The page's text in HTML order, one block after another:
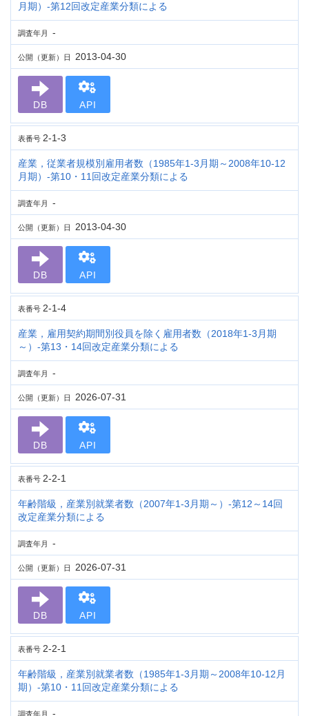
月期）-第12回改定産業分類による
調査年月 -
公開（更新）日 2013-04-30
DB API
表番号 2-1-3
産業，従業者規模別雇用者数（1985年1-3月期～2008年10-12
月期）-第10・11回改定産業分類による
調査年月 -
公開（更新）日 2013-04-30
DB API
表番号 2-1-4
産業，雇用契約期間別役員を除く雇用者数（2018年1-3月期
～）-第13・14回改定産業分類による
調査年月 -
公開（更新）日 2026-07-31
DB API
表番号 2-2-1
年齢階級，産業別就業者数（2007年1-3月期～）-第12～14回
改定産業分類による
調査年月 -
公開（更新）日 2026-07-31
DB API
表番号 2-2-1
年齢階級，産業別就業者数（1985年1-3月期～2008年10-12月
期）-第10・11回改定産業分類による
調査年月 -